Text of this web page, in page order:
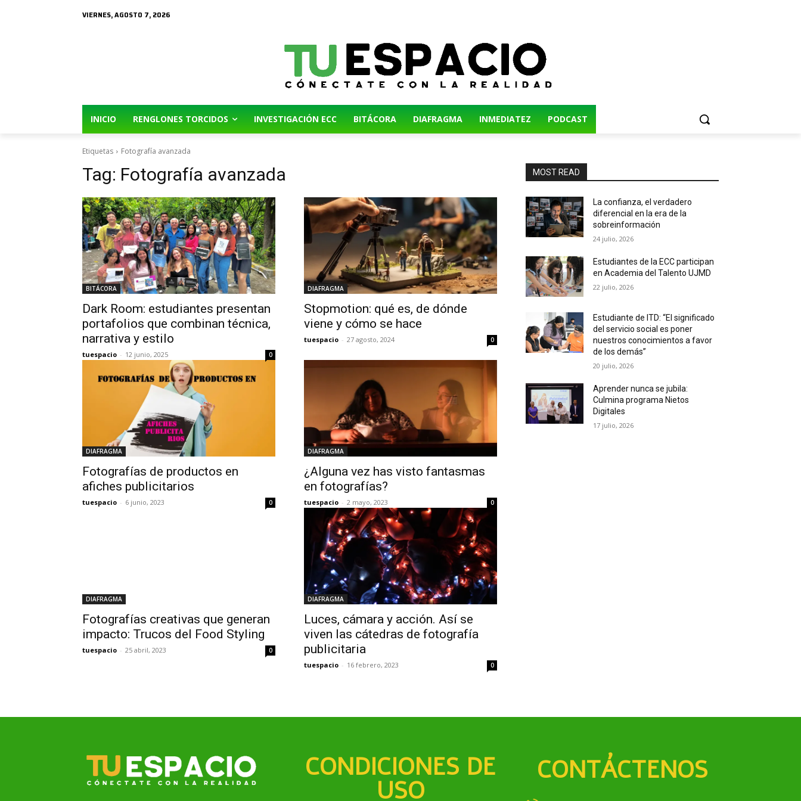
VIERNES, AGOSTO 7, 2026
INICIO RENGLONES TORCIDOS INVESTIGACIÓN ECC BITÁCORA DIAFRAGMA INMEDIATEZ PODCAST
Etiquetas Fotografía avanzada
Tag: Fotografía avanzada
BITÁCORA
Dark Room: estudiantes presentan
portafolios que combinan técnica,
narrativa y estilo
tuespacio - 12 junio, 2025 0
DIAFRAGMA
Stopmotion: qué es, de dónde
viene y cómo se hace
tuespacio - 27 agosto, 2024 0
DIAFRAGMA
Fotografías de productos en
afiches publicitarios
tuespacio - 6 junio, 2023 0
DIAFRAGMA
¿Alguna vez has visto fantasmas
en fotografías?
tuespacio - 2 mayo, 2023 0
DIAFRAGMA
Fotografías creativas que generan
impacto: Trucos del Food Styling
tuespacio - 25 abril, 2023 0
DIAFRAGMA
Luces, cámara y acción. Así se
viven las cátedras de fotografía
publicitaria
tuespacio - 16 febrero, 2023 0
MOST READ
La confianza, el verdadero
diferencial en la era de la
sobreinformación
24 julio, 2026
Estudiantes de la ECC participan
en Academia del Talento UJMD
22 julio, 2026
Estudiante de ITD: “El significado
del servicio social es poner
nuestros conocimientos a favor
de los demás”
20 julio, 2026
Aprender nunca se jubila:
Culmina programa Nietos
Digitales
17 julio, 2026
CONDICIONES DE
USO
CONTÁCTENOS